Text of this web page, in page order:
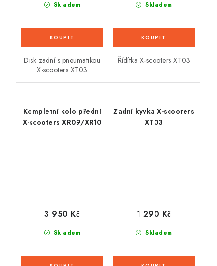
Skladem
Disk zadní s pneumatikou
X-scooters XT03
Skladem
Řídítka X-scooters XT03
Kompletní kolo přední
X-scooters XR09/XR10
Skladem
3 950 Kč
Zadní kyvka X-scooters
XT03
Skladem
1 290 Kč